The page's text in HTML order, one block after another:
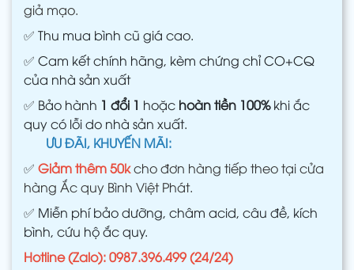
giả mạo.
✅ Thu mua bình cũ giá cao.
✅ Cam kết chính hãng, kèm chứng chỉ CO+CQ
của nhà sản xuất
✅ Bảo hành 1 đổi 1 hoặc hoàn tiền 100%khi ắc
quy có lỗi do nhà sản xuất.
ƯU ĐÃI, KHUYẾN MÃI:
✅ Giảm thêm 50kcho đơn hàng tiếp theo tại cửa
hàng Ắc quy Bình Việt Phát.
✅ Miễn phí bảo dưỡng, châm acid, câu đề, kích
bình, cứu hộ ắc quy.
Hotline (Zalo): 0987.396.499 (24/24)